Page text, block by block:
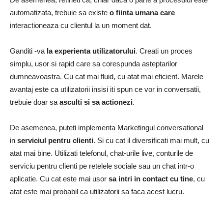
automatizata, trebuie sa existe o fiinta umana care
interactioneaza cu clientul la un moment dat.
Ganditi -va la experienta utilizatorului. Creati un proces
simplu, usor si rapid care sa corespunda asteptarilor
dumneavoastra. Cu cat mai fluid, cu atat mai eficient. Marele
avantaj este ca utilizatorii insisi iti spun ce vor in conversatii,
trebuie doar sa asculti si sa actionezi.
De asemenea, puteti implementa Marketingul conversational
in serviciul pentru clienti. Si cu cat il diversificati mai mult, cu
atat mai bine. Utilizati telefonul, chat-urile live, conturile de
serviciu pentru clienti pe retelele sociale sau un chat intr-o
aplicatie. Cu cat este mai usor sa intri in contact cu tine, cu
atat este mai probabil ca utilizatorii sa faca acest lucru.